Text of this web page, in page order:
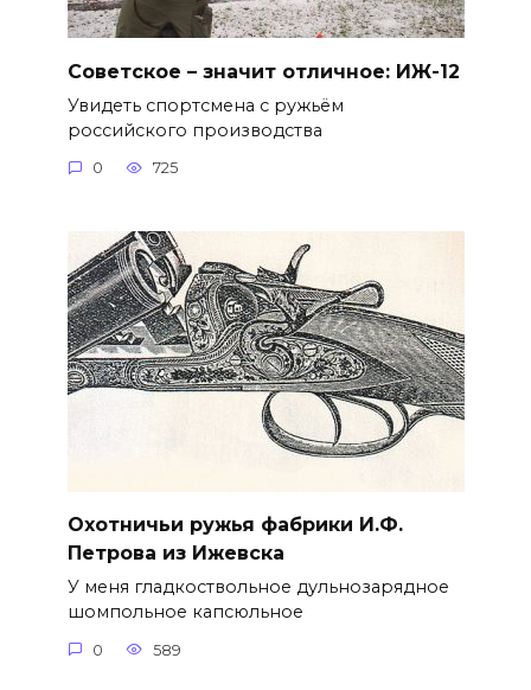
Советское – значит отличное: ИЖ-12
Увидеть спортсмена с ружьём
российского производства
0 725
Охотничьи ружья фабрики И.Ф.
Петрова из Ижевска
У меня гладкоствольное дульнозарядное
шомпольное капсюльное
0 589